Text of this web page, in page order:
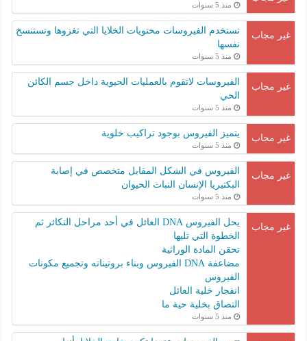
منذ 5 سنوات
غير مجاب
تستخدم الفيروسات محتويات الخلايا التي تغزوها وتستنسخ
نفسها
منذ 5 سنوات
غير مجاب
الفيروسات لاتقوم بالعمليات الحيوية داخل جسم الكائن
الحي
منذ 5 سنوات
غير مجاب يتميز الفيروس بوجود تراكيب خلوية
منذ 5 سنوات
غير مجاب
الفيروس في الشكل المقابل متخصص في إصابة
البكتيريا الإنسان النبات الحيوان
منذ 5 سنوات
غير مجاب
يحل الفيروس DNA العائل في أحد مراحل التكائر ثم
الخطوة التي تليها
تحقن المادة الوراثية
مضاعفة DNA الفيروس وبناء بروتيناته وتجميع مكونات
الفيروس
انفجار خلية العائل
التصاق بخلية حية ما
منذ 5 سنوات